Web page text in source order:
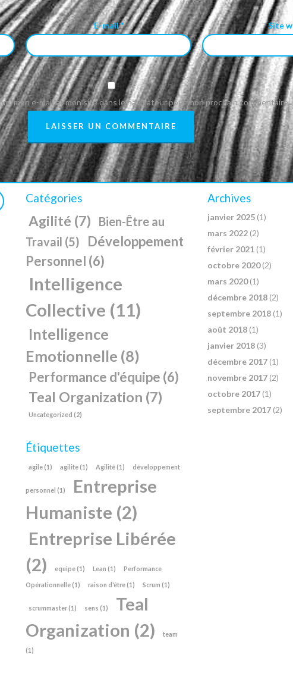
E-mail* Site
mon e-mail et mon site dans le navigateur pour mon prochain commentaire.
Catégories
Agilité (7)
Bien-Être au
Travail (5)
Développement
Personnel (6)
Intelligence
Collective (11)
Intelligence
Emotionnelle (8)
Performance d'équipe (6)
Teal Organization (7)
Uncategorized (2)
Étiquettes
agile(1) agilite(1) Agilité(1) développement
personnel (1)
Entreprise
Humaniste (2)
Entreprise Libérée
(2)
equipe(1) Lean (1) Performance
Opérationnelle(1) raison d'être(1) Scrum (1)
scrummaster(1) sens (1)
Teal
Organization (2) team
(1)
Archives
janvier 2025 (1)
mars 2022 (2)
février 2021 (1)
octobre 2020(2)
mars 2020(1)
décembre 2018 (2)
septembre 2018 (1)
août 2018 (1)
janvier 2018 (3)
décembre 2017 (1)
novembre 2017 (2)
octobre 2017 (1)
septembre 2017 (2)